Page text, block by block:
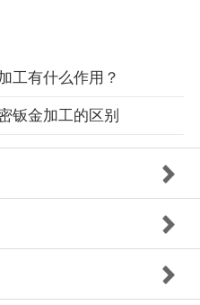
工有什么作用？
钣金加工的区别